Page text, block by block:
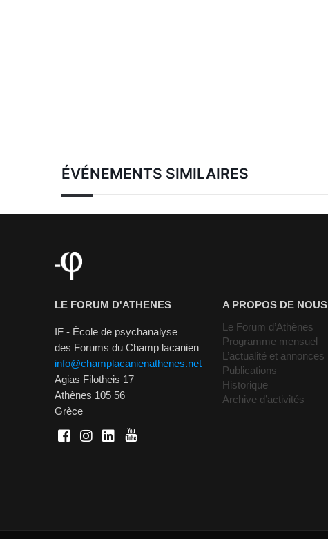
ÉVÉNEMENTS SIMILAIRES
LE FORUM D'ATHENES
IF - École de psychanalyse
des Forums du Champ lacanien
info@champlacanienathenes.net
Agias Filotheis 17
Athènes 105 56
Grèce
A PROPOS DE NOUS
Le Forum d’Athènes
Programme mensuel
L’actualité et annonces
Publications
Historique
Archive d’activités